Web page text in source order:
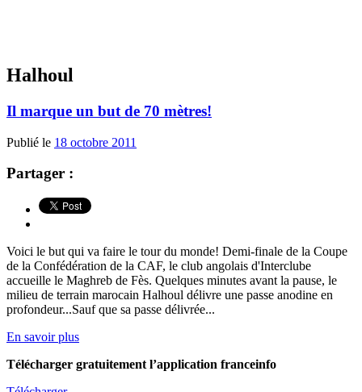
Halhoul
Il marque un but de 70 mètres!
Publié le 18 octobre 2011
Partager :
Voici le but qui va faire le tour du monde! Demi-finale de la Coupe
de la Confédération de la CAF, le club angolais d'Interclube
accueille le Maghreb de Fès. Quelques minutes avant la pause, le
milieu de terrain marocain Halhoul délivre une passe anodine en
profondeur...Sauf que sa passe délivrée...
En savoir plus
Télécharger gratuitement l’application franceinfo